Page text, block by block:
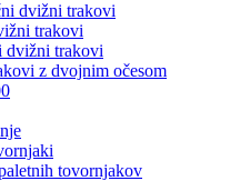
dvižni trakovi
trakovi
dvižni trakovi
z dvojnim očesom
tovornjakov